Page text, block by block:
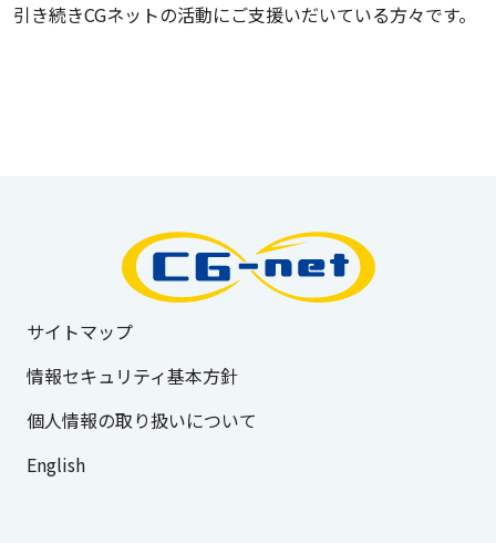
引き続きCGネットの活動にご支援いだいている方々です。
サイトマップ
情報セキュリティ基本方針
個人情報の取り扱いについて
English